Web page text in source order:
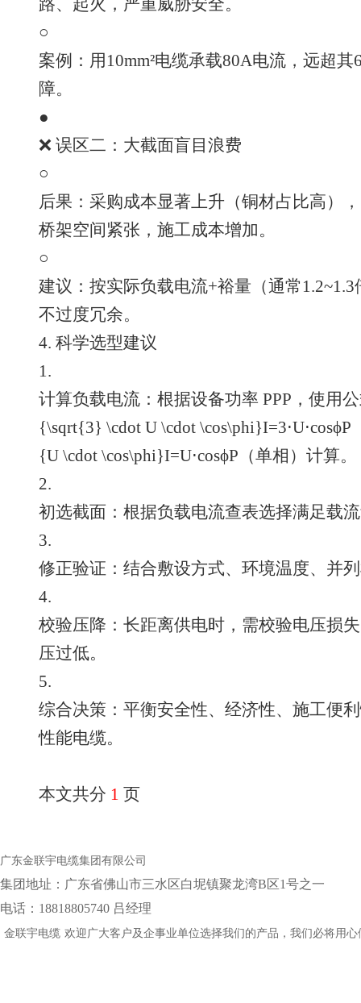
路、起火，严重威胁安全。
○
案例：用10mm²电缆承载80A电流，远超
障。
●
❌ 误区二：大截面盲目浪费
○
后果：采购成本显著上升（铜材占比高）
桥架空间紧张，施工成本增加。
○
建议：按实际负载电流+裕量（通常
不过度冗余。
4. 科学选型建议
1.
计算负载电流：根据设备功率 PPP，使用公
{\sqrt{3} \cdot U \cdot
{U \cdot \cos\phi}I=U⋅cosϕP（单相）计算。
2.
初选截面：根据负载电流查表选择满足载
3.
修正验证：结合敷设方式、环境温度、并
4.
校验压降：长距离供电时，需校验电压损
压过低。
5.
综合决策：平衡安全性、经济性、施工便
性能电缆。
本文共分 1 页
广东金联宇电缆集团有限公司
集团地址：‌广东省佛山市三水区白坭镇聚龙湾B区1号之一
电话：18818805740 吕经理
金联宇电缆 欢迎广大客户及企事业单位选择我们的产品，我们必将用心